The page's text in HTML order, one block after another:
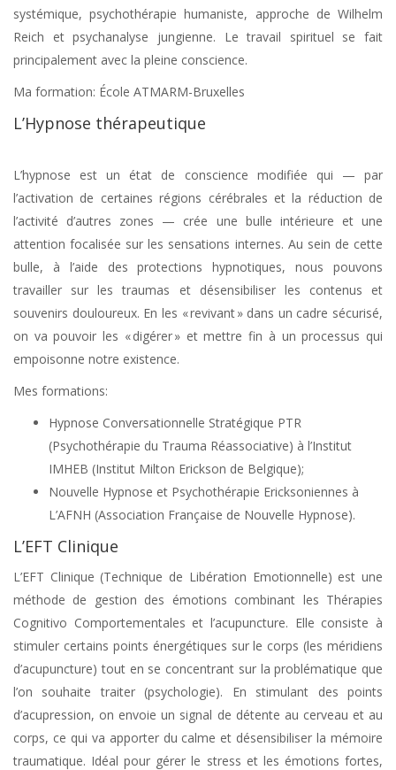
systémique, psychothérapie humaniste, approche de Wilhelm
Reich et psychanalyse jungienne. Le travail spirituel se fait
principalement avec la pleine conscience.
Ma formation: École ATMARM-Bruxelles
L’Hypnose thérapeutique
L’hypnose est un état de conscience modifiée qui — par
l’activation de certaines régions cérébrales et la réduction de
l’activité d’autres zones — crée une bulle intérieure et une
attention focalisée sur les sensations internes. Au sein de cette
bulle, à l’aide des protections hypnotiques, nous pouvons
travailler sur les traumas et désensibiliser les contenus et
souvenirs douloureux. En les « revivant » dans un cadre sécurisé,
on va pouvoir les « digérer » et mettre fin à un processus qui
empoisonne notre existence.
Mes formations:
Hypnose Conversationnelle Stratégique PTR
(Psychothérapie du Trauma Réassociative) à l’Institut
IMHEB (Institut Milton Erickson de Belgique);
Nouvelle Hypnose et Psychothérapie Ericksoniennes à
L’AFNH (Association Française de Nouvelle Hypnose).
L’EFT Clinique
L’EFT Clinique (Technique de Libération Emotionnelle) est une
méthode de gestion des émotions combinant les Thérapies
Cognitivo Comportementales et l’acupuncture. Elle consiste à
stimuler certains points énergétiques sur le corps (les méridiens
d’acupuncture) tout en se concentrant sur la problématique que
l’on souhaite traiter (psychologie). En stimulant des points
d’acupression, on envoie un signal de détente au cerveau et au
corps, ce qui va apporter du calme et désensibiliser la mémoire
traumatique. Idéal pour gérer le stress et les émotions fortes,